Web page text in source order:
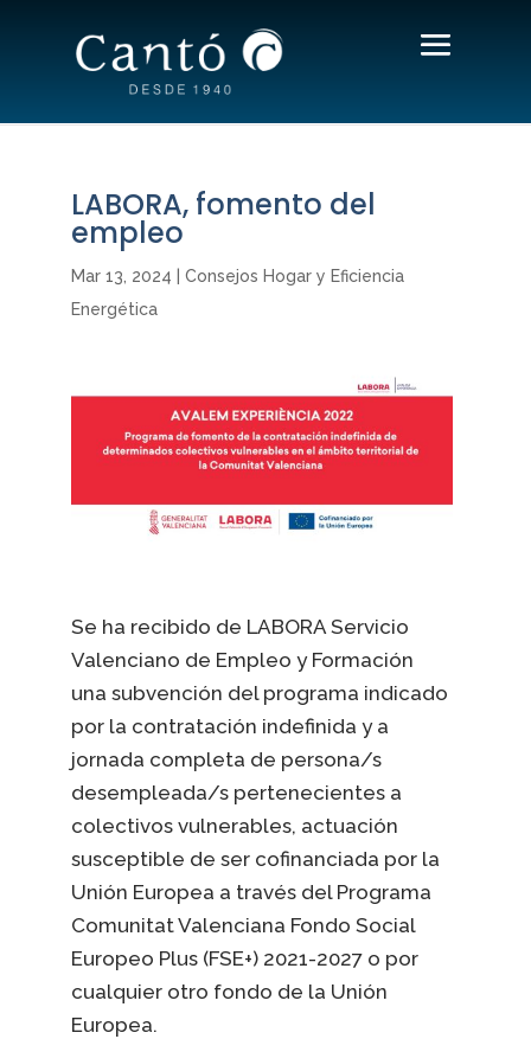
LABORA, fomento del
empleo
Mar 13, 2024
Consejos Hogar y Eficiencia
Energética
Se ha recibido de LABORA Servicio
Valenciano de Empleo y Formación
una subvención del programa indicado
por la contratación indefinida y a
jornada completa de persona/s
desempleada/s pertenecientes a
colectivos vulnerables, actuación
susceptible de ser cofinanciada por la
Unión Europea a través del Programa
Comunitat Valenciana Fondo Social
Europeo Plus (FSE+) 2021-2027 o por
cualquier otro fondo de la Unión
Europea.